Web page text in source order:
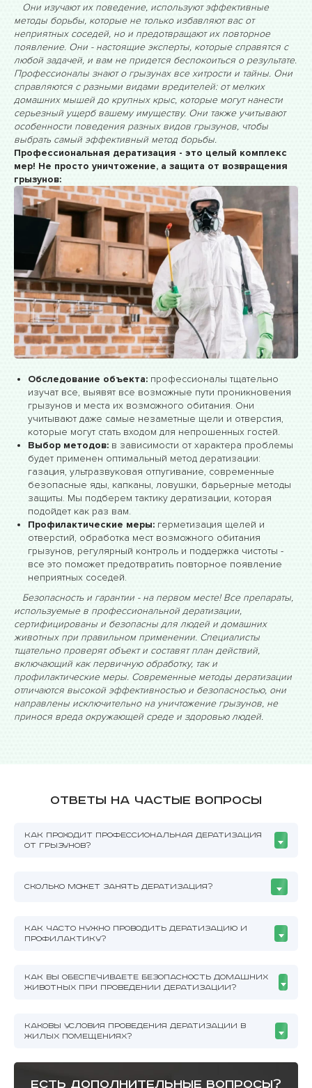
Они изучают их поведение, используют эффективные
методы борьбы, которые не только избавляют вас от
неприятных соседей, но и предотвращают их повторное
появление. Они - настоящие эксперты, которые справятся с
любой задачей, и вам не придется беспокоиться о результате.
Профессионалы знают о грызунах все хитрости и тайны. Они
справляются с разными видами вредителей: от мелких
домашних мышей до крупных крыс, которые могут нанести
серьезный ущерб вашему имуществу. Они также учитывают
особенности поведения разных видов грызунов, чтобы
выбрать самый эффективный метод борьбы.
Профессиональная дератизация - это целый комплекс
мер! Не просто уничтожение, а защита от возвращения
грызунов:
Обследование объекта: профессионалы тщательно
изучат все, выявят все возможные пути проникновения
грызунов и места их возможного обитания. Они
учитывают даже самые незаметные щели и отверстия,
которые могут стать входом для непрошенных гостей.
Выбор методов: в зависимости от характера проблемы
будет применен оптимальный метод дератизации:
газация, ультразвуковая отпугивание, современные
безопасные яды, капканы, ловушки, барьерные методы
защиты. Мы подберем тактику дератизации, которая
подойдет как раз вам.
Профилактические меры: герметизация щелей и
отверстий, обработка мест возможного обитания
грызунов, регулярный контроль и поддержка чистоты -
все это поможет предотвратить повторное появление
неприятных соседей.
Безопасность и гарантии - на первом месте! Все препараты,
используемые в профессиональной дератизации,
сертифицированы и безопасны для людей и домашних
животных при правильном применении. Специалисты
тщательно проверят объект и составят план действий,
включающий как первичную обработку, так и
профилактические меры. Современные методы дератизации
отличаются высокой эффективностью и безопасностью, они
направлены исключительно на уничтожение грызунов, не
принося вреда окружающей среде и здоровью людей.
Ответы на частые вопросы
КАК ПРОХОДИТ ПРОФЕССИОНАЛЬНАЯ ДЕРАТИЗАЦИЯ
ОТ ГРЫЗУНОВ?
СКОЛЬКО МОЖЕТ ЗАНЯТЬ ДЕРАТИЗАЦИЯ?
КАК ЧАСТО НУЖНО ПРОВОДИТЬ ДЕРАТИЗАЦИЮ И
ПРОФИЛАКТИКУ?
КАК ВЫ ОБЕСПЕЧИВАЕТЕ БЕЗОПАСНОСТЬ ДОМАШНИХ
ЖИВОТНЫХ ПРИ ПРОВЕДЕНИИ ДЕРАТИЗАЦИИ?
КАКОВЫ УСЛОВИЯ ПРОВЕДЕНИЯ ДЕРАТИЗАЦИИ В
ЖИЛЫХ ПОМЕЩЕНИЯХ?
есть дополнительные вопросы?